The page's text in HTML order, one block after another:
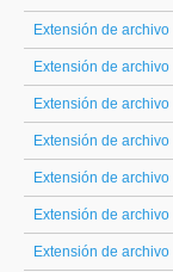
Extensión de archivo
Extensión de archivo
Extensión de archivo
Extensión de archivo
Extensión de archivo
Extensión de archivo
Extensión de archivo